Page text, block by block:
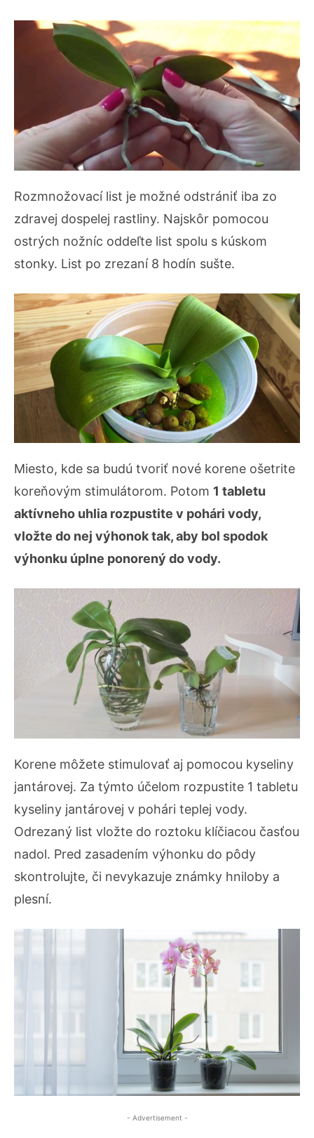
Rozmnožovací list je možné odstrániť iba zo
zdravej dospelej rastliny. Najskôr pomocou
ostrých nožníc oddeľte list spolu s kúskom
stonky. List po zrezaní 8 hodín sušte.
Miesto, kde sa budú tvoriť nové korene ošetrite
koreňovým stimulátorom. Potom 1 tabletu
aktívneho uhlia rozpustite v pohári vody,
vložte do nej výhonok tak, aby bol spodok
výhonku úplne ponorený do vody.
Korene môžete stimulovať aj pomocou kyseliny
jantárovej. Za týmto účelom rozpustite 1 tabletu
kyseliny jantárovej v pohári teplej vody.
Odrezaný list vložte do roztoku klíčiacou časťou
nadol. Pred zasadením výhonku do pôdy
skontrolujte, či nevykazuje známky hniloby a
plesní.
- Advertisement -